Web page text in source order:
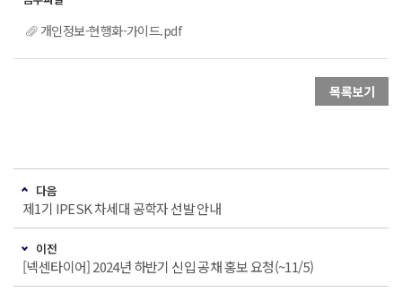
개인정보-현행화-가이드.pdf
목록보기
다음
제1기 IPESK 차세대 공학자 선발 안내
이전
[넥센타이어] 2024년 하반기 신입 공채 홍보 요청(~11/5)